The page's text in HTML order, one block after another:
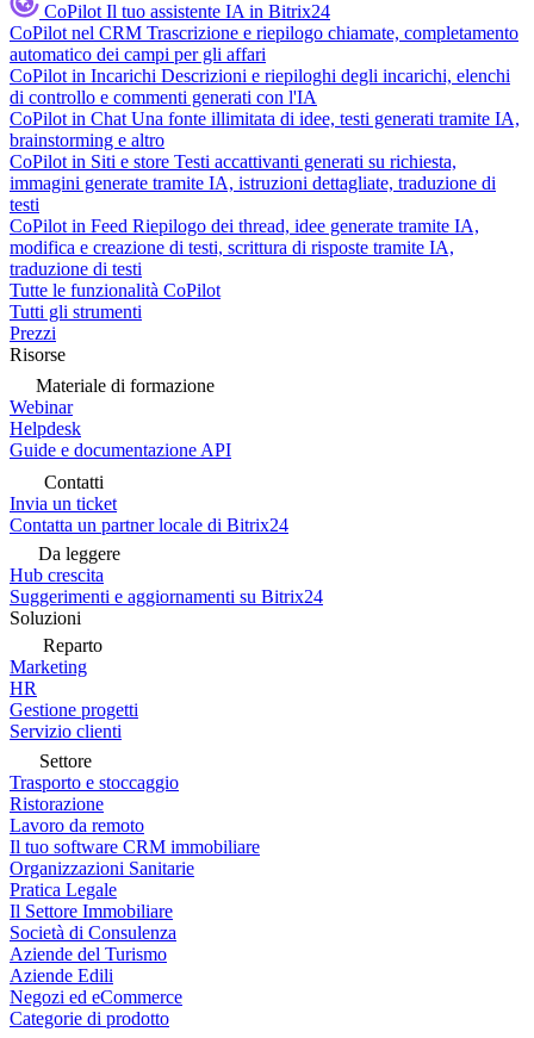
CoPilot Il tuo assistente IA in Bitrix24
CoPilot nel CRM Trascrizione e riepilogo chiamate, completamento
automatico dei campi per gli affari
CoPilot in Incarichi Descrizioni e riepiloghi degli incarichi, elenchi
di controllo e commenti generati con l'IA
CoPilot in Chat Una fonte illimitata di idee, testi generati tramite IA,
brainstorming e altro
CoPilot in Siti e store Testi accattivanti generati su richiesta,
immagini generate tramite IA, istruzioni dettagliate, traduzione di
testi
CoPilot in Feed Riepilogo dei thread, idee generate tramite IA,
modifica e creazione di testi, scrittura di risposte tramite IA,
traduzione di testi
Tutte le funzionalità CoPilot
Tutti gli strumenti
Prezzi
Risorse
Materiale di formazione
Webinar
Helpdesk
Guide e documentazione API
Contatti
Invia un ticket
Contatta un partner locale di Bitrix24
Da leggere
Hub crescita
Suggerimenti e aggiornamenti su Bitrix24
Soluzioni
Reparto
Marketing
HR
Gestione progetti
Servizio clienti
Settore
Trasporto e stoccaggio
Ristorazione
Lavoro da remoto
Il tuo software CRM immobiliare
Organizzazioni Sanitarie
Pratica Legale
Il Settore Immobiliare
Società di Consulenza
Aziende del Turismo
Aziende Edili
Negozi ed eCommerce
Categorie di prodotto